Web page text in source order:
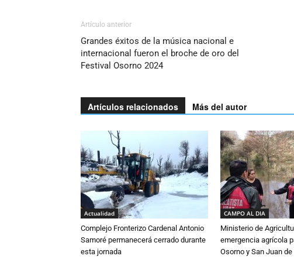
Artículo anterior
Grandes éxitos de la música nacional e
internacional fueron el broche de oro del
Festival Osorno 2024
Artículos relacionados Más del autor
Actualidad
Complejo Fronterizo Cardenal Antonio
Samoré permanecerá cerrado durante
esta jornada
CAMPO AL DIA
Ministerio de
emergencia agrícola
Osorno y San Juan